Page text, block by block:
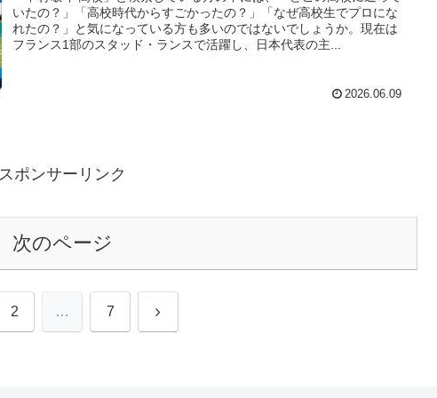
いたの？」「高校時代からすごかったの？」「なぜ高校生でプロにな
れたの？」と気になっている方も多いのではないでしょうか。現在は
フランス1部のスタッド・ランスで活躍し、日本代表の主...
2026.06.09
スポンサーリンク
次のページ
2 … 7 次